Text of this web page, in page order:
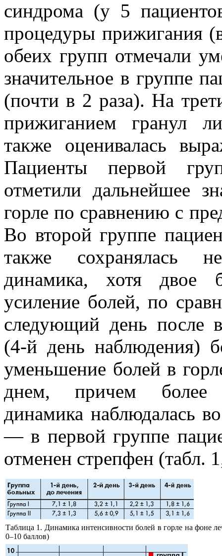
синдрома (у 5
процедуры прижигания
обеих групп отмечали
значительное в группе
(почти в 2 раза). На
прижиганием гранул
также оценивалась
Пациенты первой
отметили дальнейшее
горле по сравнению с
Во второй группе
также сохранялась
динамика, хотя двое
усиление болей, по
следующий день после
(4-й день наблюдения)
уменьшение болей в
днем, причем более
динамика наблюдалась
— в первой группе
отменен стрепфен (табл.
Таблица 1. Динамика интенсивности болей в горле на фоне
0–10 баллов)